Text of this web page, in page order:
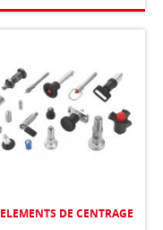
ELEMENTS DE CENTRAGE